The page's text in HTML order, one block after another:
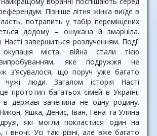
Пізніше літня жінка виїде в
потрапить у табір переміщених
додому – ошукана й змарніла.
Насті завершиться розлученням. Події
міста, війна стали тією
яке подружжя не
з’ясувалося, що поруч уже багато
чужі люди. Загалом історія Насті
прототип багатьох сімей в Україні,
в державі зачепила не одну родину.
Яшка, Денис, Іван, Гена та Уляна
які могли покластися один на
і вночі. Усі такі різні, але вже багато